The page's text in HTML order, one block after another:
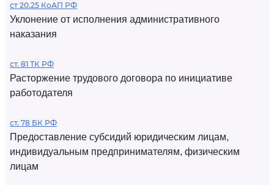
ст 20.25 КоАП РФ
Уклонение от исполнения административного
наказания
ст. 81 ТК РФ
Расторжение трудового договора по инициативе
работодателя
ст. 78 БК РФ
Предоставление субсидий юридическим лицам,
индивидуальным предпринимателям, физическим
лицам